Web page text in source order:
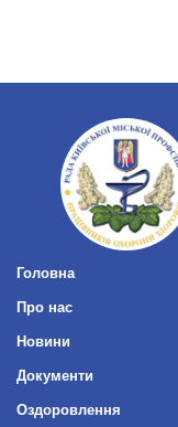
Головна
Про нас
Новини
Документи
Оздоровлення